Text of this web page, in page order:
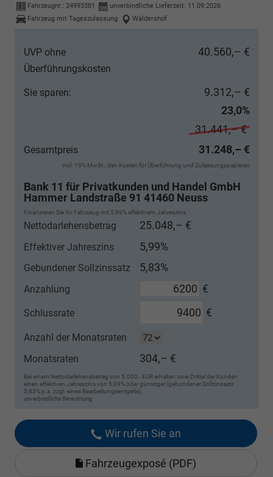
Fahrzeugnr.: 24993381 unverbindliche Lieferzeit: 11.09.2026
Fahrzeug mit Tageszulassung
Waldershof
UVP ohne
Überführungskosten
40.560,– €
Sie sparen:
9.312,– €
23,0%
31.441,– €
Gesamtpreis 31.248,– €
incl. 19% MwSt., den Kosten für Überführung und Zulassungspapieren
Bank 11 für Privatkunden und Handel GmbH
Hammer Landstraße 91 41460 Neuss
Finanzieren Sie Ihr Fahrzeug mit 5,99% effektivem Jahreszins.
Nettodarlehensbetrag 25.048,– €
Effektiver Jahreszins 5,99%
Gebundener Sollzinssatz 5,83%
Anzahlung €
Schlussrate €
Anzahl der Monatsraten
Monatsraten
304,– €
Bei einem Nettodarlehensbetrag von 5.000,- EUR erhalten zwei Drittel der Kunden
einen effektiven Jahreszins von 5,99% oder günstiger (gebundener Sollzinssatz
5,83% p.a. zzgl. eines Bearbeitungsentgelts).
unverbindliche Berechnung
Wir rufen Sie an
Fahrzeugexposé (PDF)